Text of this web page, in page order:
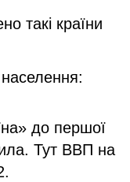
такі країни
до першої
Тут ВВП на